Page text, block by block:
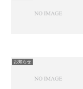
お知らせ